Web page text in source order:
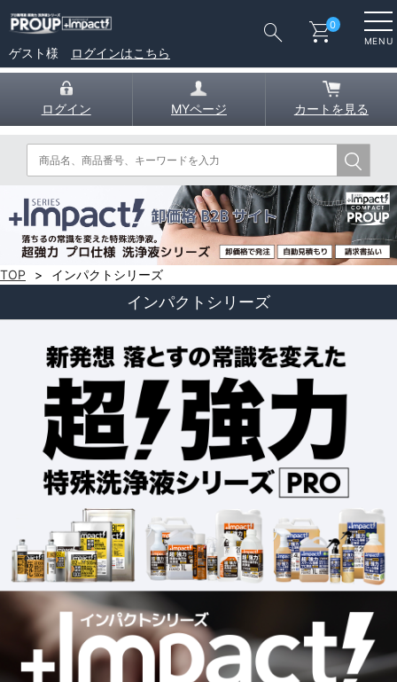
ログイン MYページ カートを見る
ゲスト様 ログインはこちら
MENU
search shopping_cart0
TOP インパクトシリーズ
インパクトシリーズ